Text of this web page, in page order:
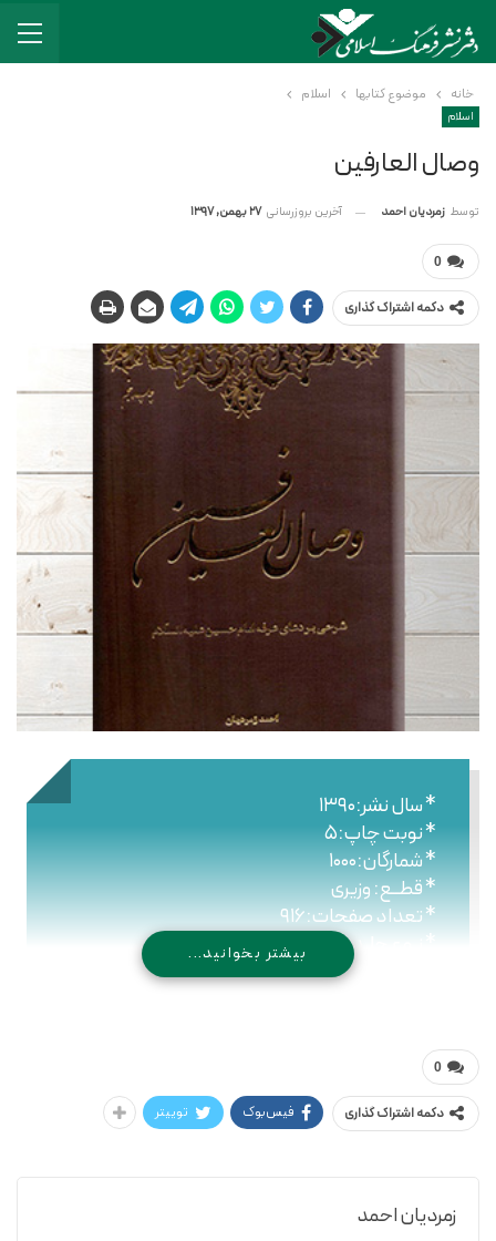
خانه موضوع کتابها اسلام
اسلام
وصال العارفین
توسط زمردیان احمد آخرین بروزرسانی 27 بهمن, 1397
0
دکمه اشتراک گذاری
* سال نشر:۱۳۹۰
* نوبت چاپ:۵
* شمارگان:۱۰۰۰
* قطــع: وزیری
* تعداد صفحات:۹۱۶
* نـوع جلـد: گالینگوربیشتر بخوانید...
0
دکمه اشتراک گذاری فیس‌بوک توییتر
زمردیان احمد